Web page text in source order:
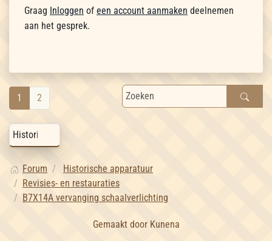
Graag Inloggen of een account aanmaken deelnemen
aan het gesprek.
1 2
Forum
Historische apparatuur
Revisies- en restauraties
B7X14A vervanging schaalverlichting
Gemaakt door Kunena